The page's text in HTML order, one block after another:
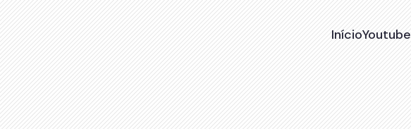
InícioYoutube